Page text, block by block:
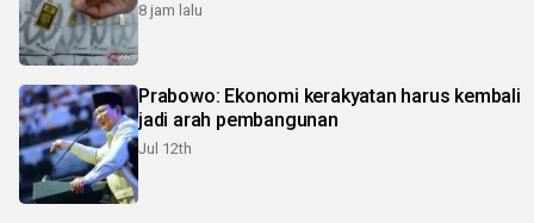
8 jam lalu
Prabowo: Ekonomi kerakyatan harus kembali
jadi arah pembangunan
Jul 12th